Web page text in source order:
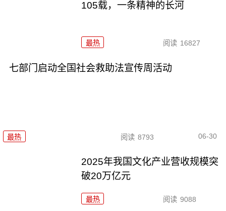
105载，一条精神的长河
最热 阅读 16827
七部门启动全国社会救助法宣传周活动
最热 阅读 8793 06-30
2025年我国文化产业营收规模突
破20万亿元
最热 阅读 9088